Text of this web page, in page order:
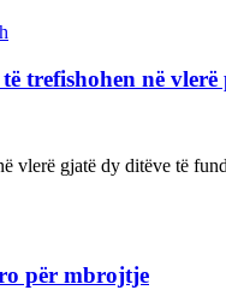
trefishohen në
vlerë gjatë dy ditëve të
për mbrojtje